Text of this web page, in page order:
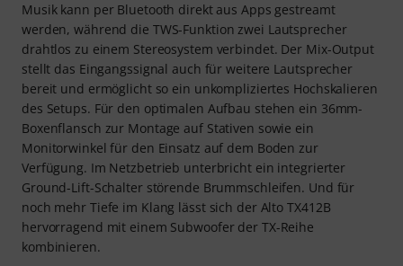
Musik kann per Bluetooth direkt aus Apps gestreamt
werden, während die TWS-Funktion zwei Lautsprecher
drahtlos zu einem Stereosystem verbindet. Der Mix-Output
stellt das Eingangssignal auch für weitere Lautsprecher
bereit und ermöglicht so ein unkompliziertes Hochskalieren
des Setups. Für den optimalen Aufbau stehen ein 36mm-
Boxenflansch zur Montage auf Stativen sowie ein
Monitorwinkel für den Einsatz auf dem Boden zur
Verfügung. Im Netzbetrieb unterbricht ein integrierter
Ground-Lift-Schalter störende Brummschleifen. Und für
noch mehr Tiefe im Klang lässt sich der Alto TX412B
hervorragend mit einem Subwoofer der TX-Reihe
kombinieren.